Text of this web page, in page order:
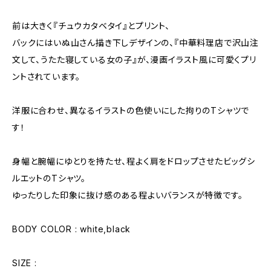
前は大きく『チュウカタベタイ』とプリント、
バックにはいぬ山さん描き下しデザインの、『中華料理店で沢山注
文して、うたた寝している女の子』が、漫画イラスト風に可愛くプリ
ントされています。
洋服に合わせ、異なるイラストの色使いにした拘りのTシャツで
す！
身幅と腕幅にゆとりを持たせ、程よく肩をドロップさせたビッグシ
ルエットのTシャツ。
ゆったりした印象に抜け感のある程よいバランスが特徴です。
BODY COLOR : white,black
SIZE :